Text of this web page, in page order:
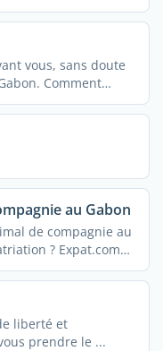
vous, sans doute
Comment
au Gabon
de compagnie au
? Expat.com
liberté et
prendre le ...